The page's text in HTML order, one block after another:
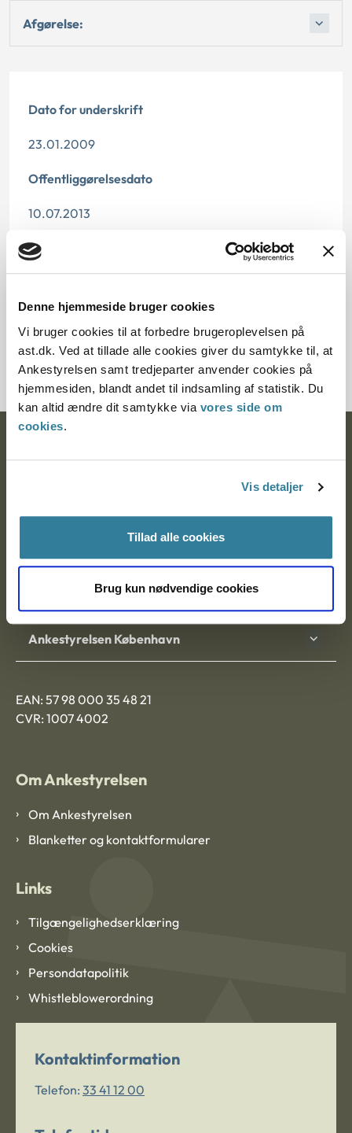
Denne hjemmeside bruger cookies
Vi bruger cookies til at forbedre brugeroplevelsen på
ast.dk. Ved at tillade alle cookies giver du samtykke til, at
Ankestyrelsen samt tredjeparter anvender cookies på
hjemmesiden, blandt andet til indsamling af statistik. Du
kan altid ændre dit samtykke via vores side om
cookies.
Vis detaljer
Tillad alle cookies
Brug kun nødvendige cookies
Afgørelse:
Dato for underskrift
23.01.2009
Offentliggørelsesdato
10.07.2013
Paragraf
8500024-08
Nytorv 7, 2. sal
Ankestyrelsen Aalborg
Ankestyrelsen København
EAN: 57 98 000 35 48 21
CVR: 1007 4002
Om Ankestyrelsen
Om Ankestyrelsen
Blanketter og kontaktformularer
Links
Tilgængelighedserklæring
Cookies
Persondatapolitik
Whistleblowerordning
Kontaktinformation
Telefon: 33 41 12 00